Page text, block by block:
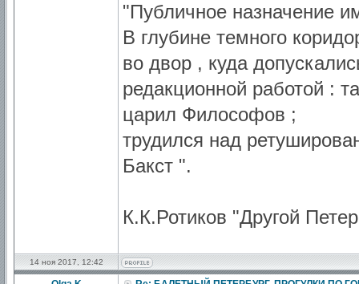
"Публичное назначение
В глубине темного
во двор , куда
редакционной работой :
царил Философов ;
трудился над
Бакст ".
К.К.Ротиков "Другой
14 ноя 2017, 12:42